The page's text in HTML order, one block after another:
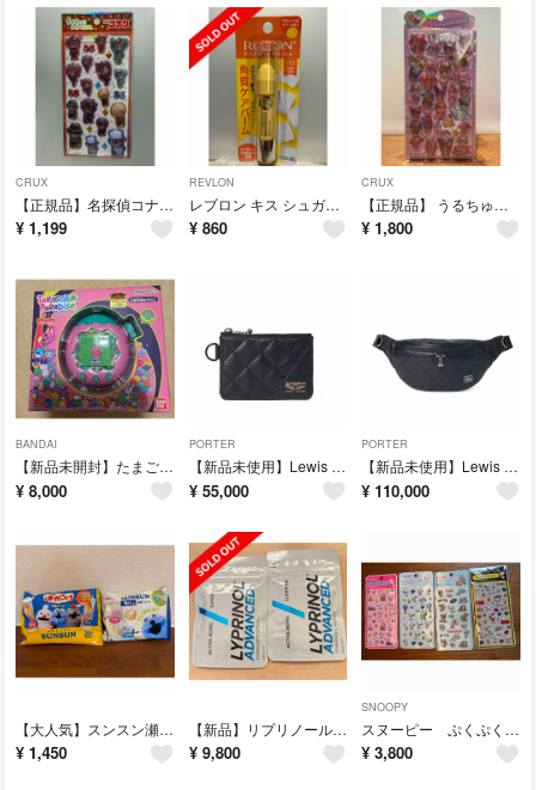
CRUX
【正規品】名探偵コナン うるちゅるＰＯＰ ＳＥＡＬ ミニキャラ英国風
¥ 1,199
REVLON
レブロン キス シュガー スクラブ 113 スウィートユズ(2.6g)
¥ 860
CRUX
【正規品】 うるちゅるポップシール サンリオキャラクターズ 日焼け 131789
¥ 1,800
BANDAI
【新品未開封】たまごっちパラダイス ピンクランド
¥ 8,000
PORTER
【新品未使用】Lewis Leathers x PORTER マルチポーチ
¥ 55,000
PORTER
【新品未使用】Lewis Leathers x PORTER ウエストバック黒
¥ 110,000
【大人気】スンスン瀬戸しおアソート＆スンスンばかうけアソート
¥ 1,450
【新品】リプリノールアドバンス 2袋
¥ 9,800
SNOOPY
スヌーピー ぷくぷくシール 4枚セット
¥ 3,800